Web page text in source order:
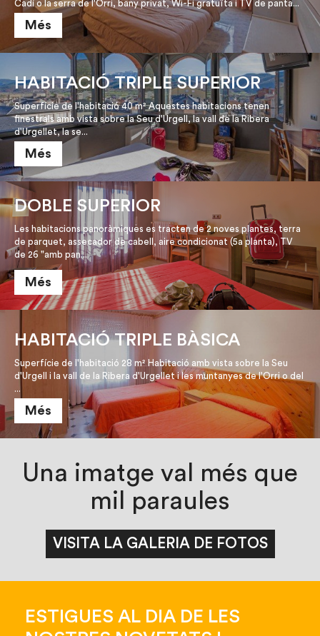
Cadí o la serra de l'Orri, bany privat, Wi-Fi gratuïta i TV de panta...
Més
HABITACIÓ TRIPLE SUPERIOR
Superfície de l'habitació 40 m² Aquestes habitacions tenen
finestrals amb vista sobre la Seu d'Urgell, la vall de la Ribera
d'Urgellet, la se...
Més
DOBLE SUPERIOR
Les habitacions panoràmiques es tracten de 2 noves plantes, terra
de parquet, assecador de cabell, aire condicionat (5a planta), TV
de 26 "amb pan...
Més
HABITACIÓ TRIPLE BÀSICA
Superfície de l'habitació 28 m² Habitació amb vista sobre la Seu
d'Urgell i la vall de la Ribera d'Urgellet i les muntanyes de l'Orri o del
...
Més
Una imatge val més que
mil paraules
ESTIGUES AL DIA DE LES